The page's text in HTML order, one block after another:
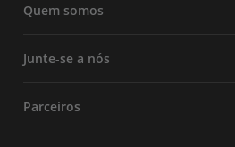
Quem somos
Junte-se a nós
Parceiros